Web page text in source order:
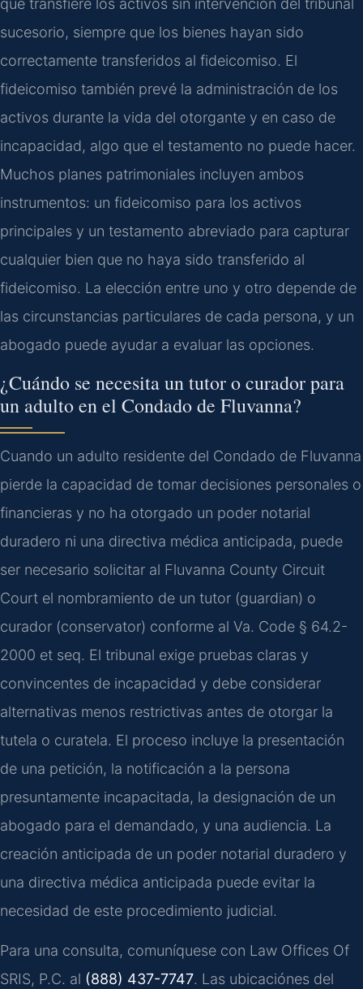
que transfiere los activos sin intervención del tribunal
sucesorio, siempre que los bienes hayan sido
correctamente transferidos al fideicomiso. El
fideicomiso también prevé la administración de los
activos durante la vida del otorgante y en caso de
incapacidad, algo que el testamento no puede hacer.
Muchos planes patrimoniales incluyen ambos
instrumentos: un fideicomiso para los activos
principales y un testamento abreviado para capturar
cualquier bien que no haya sido transferido al
fideicomiso. La elección entre uno y otro depende de
las circunstancias particulares de cada persona, y un
abogado puede ayudar a evaluar las opciones.
¿Cuándo se necesita un tutor o curador para
un adulto en el Condado de Fluvanna?
Cuando un adulto residente del Condado de Fluvanna
pierde la capacidad de tomar decisiones personales o
financieras y no ha otorgado un poder notarial
duradero ni una directiva médica anticipada, puede
ser necesario solicitar al Fluvanna County Circuit
Court el nombramiento de un tutor (guardian) o
curador (conservator) conforme al Va. Code § 64.2-
2000 et seq. El tribunal exige pruebas claras y
convincentes de incapacidad y debe considerar
alternativas menos restrictivas antes de otorgar la
tutela o curatela. El proceso incluye la presentación
de una petición, la notificación a la persona
presuntamente incapacitada, la designación de un
abogado para el demandado, y una audiencia. La
creación anticipada de un poder notarial duradero y
una directiva médica anticipada puede evitar la
necesidad de este procedimiento judicial.
Para una consulta, comuníquese con Law Offices Of
SRIS, P.C. al (888) 437-7747. Las ubicaciónes del